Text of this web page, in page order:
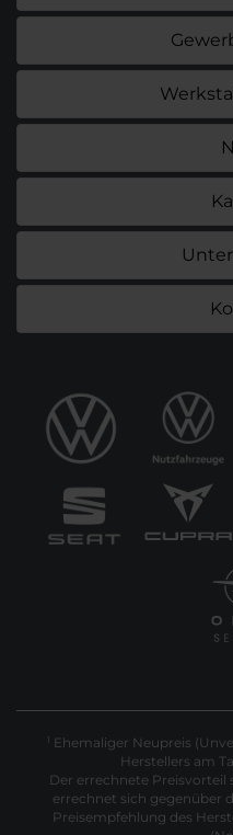
1 Ehemaliger Neupreis
Herstellers am
Der errechnete Preisvorteil
errechnet sich gegenüber
Preisempfehlung des